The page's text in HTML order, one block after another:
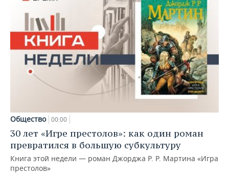
Общество 00:00
30 лет «Игре престолов»: как один роман
превратился в большую субкультуру
Книга этой недели — роман Джорджа Р. Р. Мартина «Игра
престолов»